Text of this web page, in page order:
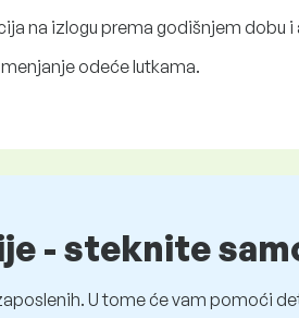
na izlogu prema godišnjem dobu
odeće lutkama.
- steknite
U tome će vam pomoći